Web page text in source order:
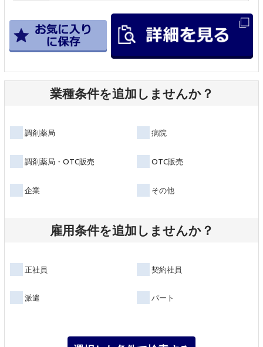
業種条件を追加しませんか？
調剤薬局 病院
調剤薬局・OTC販売 OTC販売
企業 その他
雇用条件を追加しませんか？
正社員 契約社員
派遣 パート